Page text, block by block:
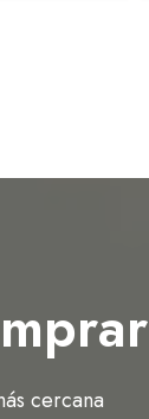
cercana